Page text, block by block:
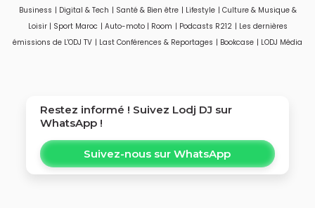
Business | Digital & Tech | Santé & Bien être | Lifestyle | Culture & Musique &
Loisir | Sport Maroc | Auto-moto | Room | Podcasts R212 | Les dernières
émissions de L'ODJ TV | Last Conférences & Reportages | Bookcase | LODJ Média
Restez informé ! Suivez Lodj DJ sur
WhatsApp !
Suivez-nous sur WhatsApp